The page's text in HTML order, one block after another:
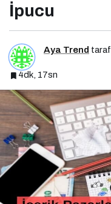
İpucu
Aya Trend
4dk, 17sn